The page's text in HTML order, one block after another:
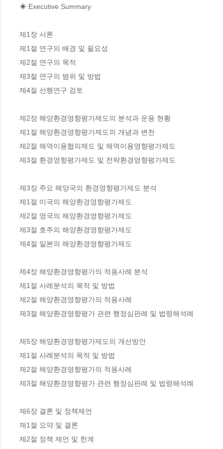
◈ Executive Summary
제1장 서론
제1절 연구의 배경 및 필요성
제2절 연구의 목적
제3절 연구의 범위 및 방법
제4절 선행연구 검토
제2장 해양환경영향평가제도의 분석과 운용 현황
제1절 해양환경영향평가제도의 개념과 변천
제2절 해역이용협의제도 및 해역이용영향평가제도
제3절 환경영향평가제도 및 전략환경영향평가제도
제3장 주요 해양국의 환경영향평가제도 분석
제1절 미국의 해양환경영향평가제도
제2절 영국의 해양환경영향평가제도
제3절 호주의 해양환경영향평가제도
제4절 일본의 해양환경영향평가제도
제4장 해양환경영향평가의 적용사례 분석
제1절 사례분석의 목적 및 방법
제2절 해양환경영향평가의 적용사례
제3절 해양환경영향평가 관련 행정심판례 및 법령해석례
제5장 해양환경영향평가제도의 개선방안
제1절 사례분석의 목적 및 방법
제2절 해양환경영향평가의 적용사례
제3절 해양환경영향평가 관련 행정심판례 및 법령해석례
제6장 결론 및 정책제언
제1절 요약 및 결론
제2절 정책 제언 및 한계